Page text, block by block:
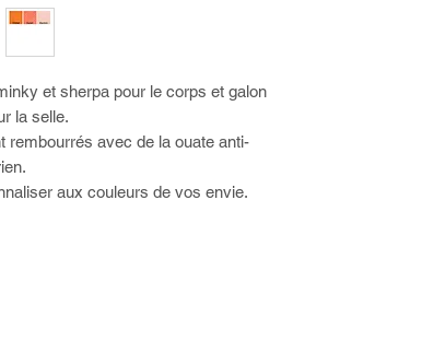
et sherpa pour le corps et galon
la selle.
rembourrés avec de la ouate anti-
aux couleurs de vos envie.